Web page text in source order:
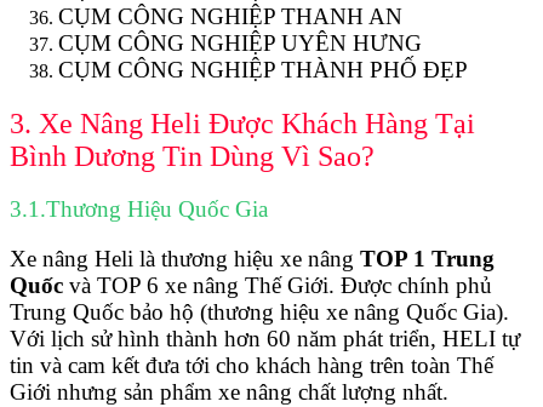
CỤM CÔNG NGHIỆP THANH AN
CỤM CÔNG NGHIỆP UYÊN HƯNG
CỤM CÔNG NGHIỆP THÀNH PHỐ ĐẸP
3. Xe Nâng Heli Được Khách Hàng Tại
Bình Dương Tin Dùng Vì Sao?
3.1.Thương Hiệu Quốc Gia
Xe nâng Heli là thương hiệu xe nâng TOP 1 Trung
Quốc và TOP 6 xe nâng Thế Giới. Được chính phủ
Trung Quốc bảo hộ (thương hiệu xe nâng Quốc Gia).
Với lịch sử hình thành hơn 60 năm phát triển, HELI tự
tin và cam kết đưa tới cho khách hàng trên toàn Thế
Giới nhưng sản phẩm xe nâng chất lượng nhất.